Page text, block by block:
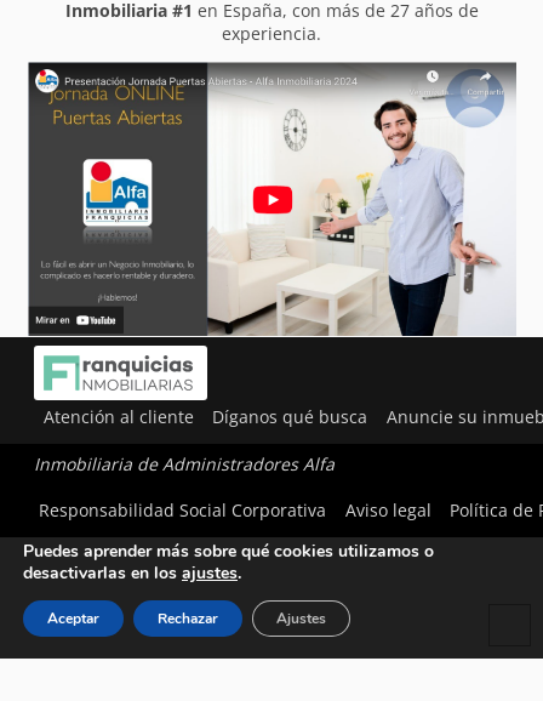
Inmobiliaria #1 en España, con más de 27 años de
experiencia.
Atención al cliente Díganos qué busca Anuncie su
Inmobiliaria de Administradores Alfa
Responsabilidad Social Corporativa
Aviso legal Política de
Utilizamos cookies para ofrecerte la mejor experiencia en
Puedes aprender más sobre qué cookies utilizamos o
desactivarlas en los ajustes.
Aceptar Rechazar Ajustes